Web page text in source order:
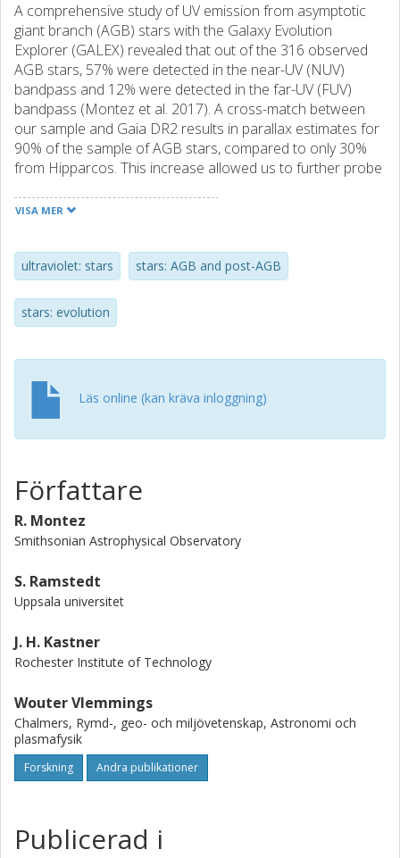
A comprehensive study of UV emission from asymptotic
giant branch (AGB) stars with the Galaxy Evolution
Explorer (GALEX) revealed that out of the 316 observed
AGB stars, 57% were detected in the near-UV (NUV)
bandpass and 12% were detected in the far-UV (FUV)
bandpass (Montez et al. 2017). A cross-match between
our sample and Gaia DR2 results in parallax estimates for
90% of the sample of AGB stars, compared to only 30%
from Hipparcos. This increase allowed us to further probe
the detection of UV emission from AGB stars is subject to
GALEX-detected UV emission is intrinsic to AGB stars, likely
due to a combination of photospheric and chromospheric
emission.
VISA MER
ultraviolet: stars stars: AGB and post-AGB
stars: evolution
Läs online (kan kräva inloggning)
Författare
R. Montez
Smithsonian Astrophysical Observatory
S. Ramstedt
Uppsala universitet
J. H. Kastner
Rochester Institute of Technology
Wouter Vlemmings
Chalmers, Rymd-, geo- och miljövetenskap, Astronomi och
plasmafysik
Forskning Andra publikationer
Publicerad i